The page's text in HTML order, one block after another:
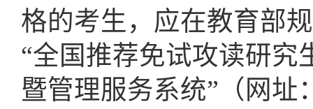
格的考生，应在教育部
“全国推荐免试攻读研究
暨管理服务系统”（网址